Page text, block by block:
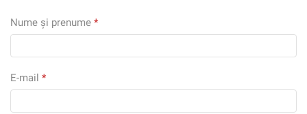
Nume și prenume *
E-mail *